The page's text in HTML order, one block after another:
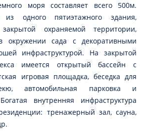
моря составляет всего 500м.
из одного пятиэтажного здания,
охраняемой территории,
окружении сада с декоративными
инфраструктурой. На закрытой
имеется открытый бассейн с
игровая площадка, беседка для
автомобильная парковка и
внутренняя инфраструктура
тренажерный зал, сауна,